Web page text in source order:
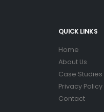
QUICK LINKS
Home
About Us
Case Studies
Privacy Policy
Contact